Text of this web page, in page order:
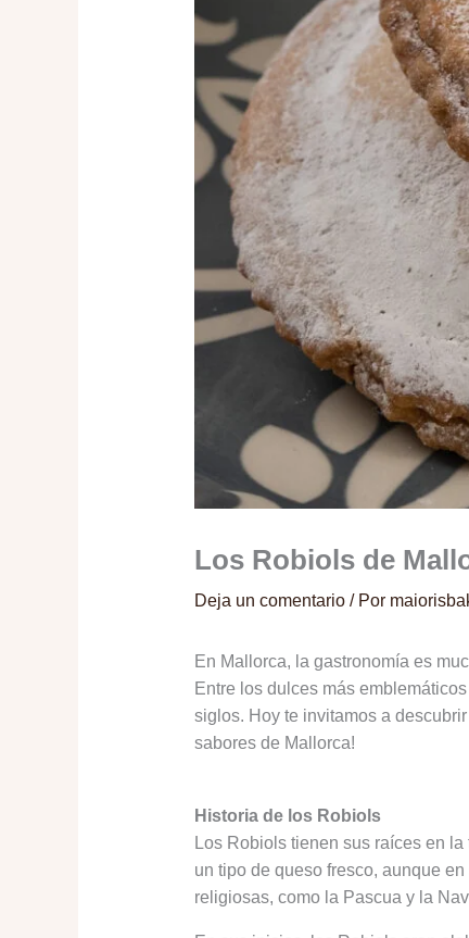
Los Robiols de
Deja un comentario / Por
En Mallorca, la gastronomía es
Entre los dulces más
siglos. Hoy te invitamos a
sabores de Mallorca!
Historia de los Robiols
Los Robiols tienen sus raíces en
un tipo de queso fresco, aunque
religiosas, como la Pascua y la